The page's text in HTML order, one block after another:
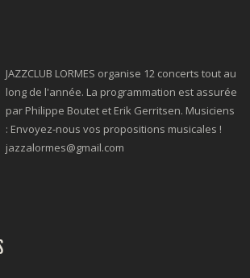
JAZZCLUB LORMES organise 12 concerts tout au
long de l'année. La programmation est assurée
par Philippe Boutet et Erik Gerritsen. Musiciens
: Envoyez-nous vos propositions musicales !
jazzalormes@gmail.com